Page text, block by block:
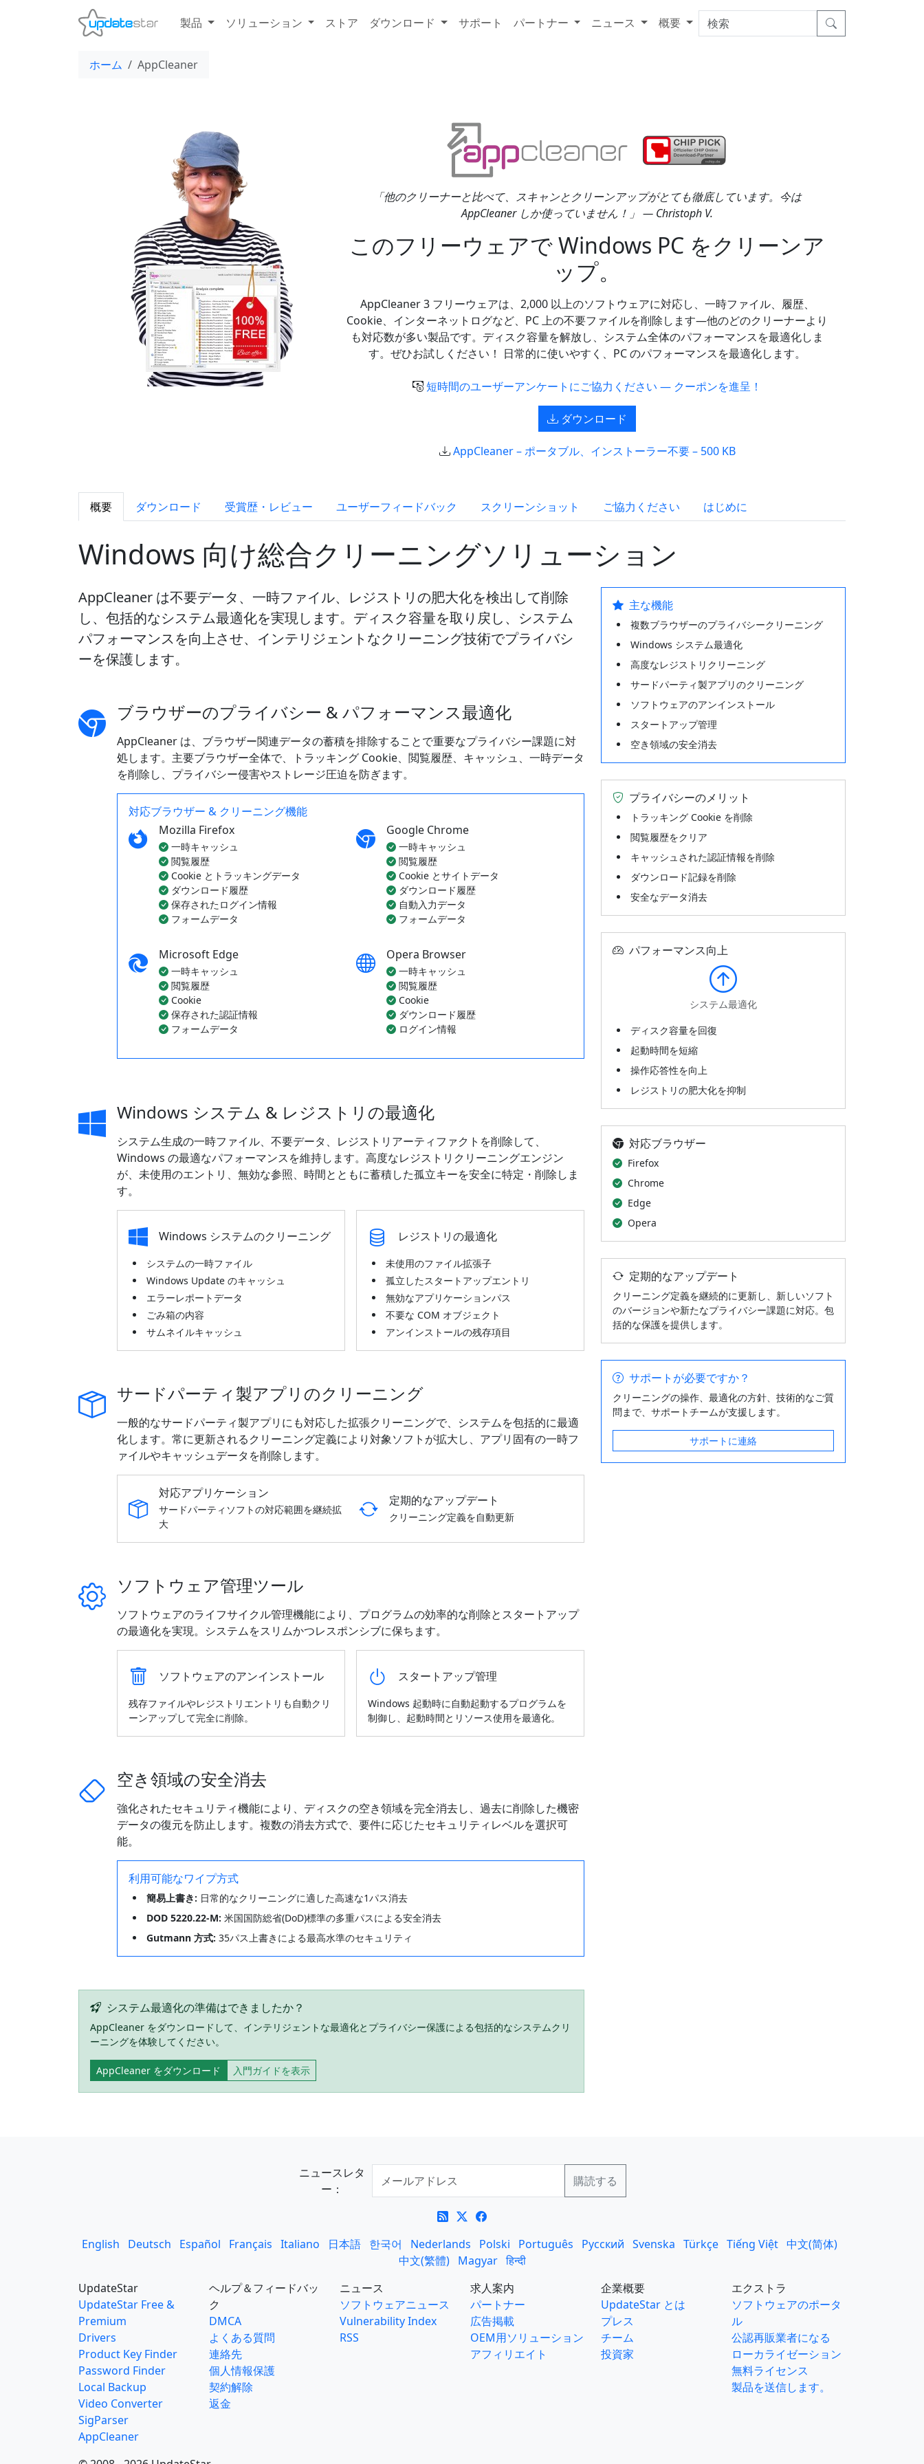
製品 ソリューション ストア ダウンロード サポート パートナー ニュース 概要
ホーム AppCleaner
「他のクリーナーと比べて、スキャンとクリーンアップがとても徹底しています。今は
AppCleaner しか使っていません！」 — Christoph V.
このフリーウェアで Windows PC をクリーンア
ップ。
AppCleaner 3 フリーウェアは、2,000 以上のソフトウェアに対応し、一時ファイル、履歴、
Cookie、インターネットログなど、PC 上の不要ファイルを削除します—他のどのクリーナーより
も対応数が多い製品です。ディスク容量を解放し、システム全体のパフォーマンスを最適化しま
す。ぜひお試しください！ 日常的に使いやすく、PC のパフォーマンスを最適化します。
短時間のユーザーアンケートにご協力ください — クーポンを進呈！
ダウンロード
AppCleaner – ポータブル、インストーラー不要 – 500 KB
概要 ダウンロード 受賞歴・レビュー ユーザーフィードバック スクリーンショット ご協力ください はじめに
Windows 向け総合クリーニングソリューション
AppCleaner は不要データ、一時ファイル、レジストリの肥大化を検出して削除
し、包括的なシステム最適化を実現します。ディスク容量を取り戻し、システム
パフォーマンスを向上させ、インテリジェントなクリーニング技術でプライバシ
ーを保護します。
ブラウザーのプライバシー & パフォーマンス最適化
AppCleaner は、ブラウザー関連データの蓄積を排除することで重要なプライバシー課題に対
処します。主要ブラウザー全体で、トラッキング Cookie、閲覧履歴、キャッシュ、一時データ
を削除し、プライバシー侵害やストレージ圧迫を防ぎます。
対応ブラウザー & クリーニング機能
Mozilla Firefox
一時キャッシュ
閲覧履歴
Cookie とトラッキングデータ
ダウンロード履歴
保存されたログイン情報
フォームデータ
Google Chrome
一時キャッシュ
閲覧履歴
Cookie とサイトデータ
ダウンロード履歴
自動入力データ
フォームデータ
Microsoft Edge
一時キャッシュ
閲覧履歴
Cookie
保存された認証情報
フォームデータ
Opera Browser
一時キャッシュ
閲覧履歴
Cookie
ダウンロード履歴
ログイン情報
Windows システム & レジストリの最適化
システム生成の一時ファイル、不要データ、レジストリアーティファクトを削除して、
Windows の最適なパフォーマンスを維持します。高度なレジストリクリーニングエンジン
が、未使用のエントリ、無効な参照、時間とともに蓄積した孤立キーを安全に特定・削除しま
す。
Windows システムのクリーニング
システムの一時ファイル
Windows Update のキャッシュ
エラーレポートデータ
ごみ箱の内容
サムネイルキャッシュ
レジストリの最適化
未使用のファイル拡張子
孤立したスタートアップエントリ
無効なアプリケーションパス
不要な COM オブジェクト
アンインストールの残存項目
サードパーティ製アプリのクリーニング
一般的なサードパーティ製アプリにも対応した拡張クリーニングで、システムを包括的に最適
化します。常に更新されるクリーニング定義により対象ソフトが拡大し、アプリ固有の一時フ
ァイルやキャッシュデータを削除します。
対応アプリケーション
サードパーティソフトの対応範囲を継続拡
大
定期的なアップデート
クリーニング定義を自動更新
ソフトウェア管理ツール
ソフトウェアのライフサイクル管理機能により、プログラムの効率的な削除とスタートアップ
の最適化を実現。システムをスリムかつレスポンシブに保ちます。
ソフトウェアのアンインストール
残存ファイルやレジストリエントリも自動クリ
ーンアップして完全に削除。
スタートアップ管理
Windows 起動時に自動起動するプログラムを
制御し、起動時間とリソース使用を最適化。
空き領域の安全消去
強化されたセキュリティ機能により、ディスクの空き領域を完全消去し、過去に削除した機密
データの復元を防止します。複数の消去方式で、要件に応じたセキュリティレベルを選択可
能。
利用可能なワイプ方式
簡易上書き: 日常的なクリーニングに適した高速な1パス消去
DOD 5220.22-M: 米国国防総省(DoD)標準の多重パスによる安全消去
Gutmann 方式: 35パス上書きによる最高水準のセキュリティ
システム最適化の準備はできましたか？
AppCleaner をダウンロードして、インテリジェントな最適化とプライバシー保護による包括的なシステムクリ
ーニングを体験してください。
AppCleaner をダウンロード 入門ガイドを表示
主な機能
複数ブラウザーのプライバシークリーニング
Windows システム最適化
高度なレジストリクリーニング
サードパーティ製アプリのクリーニング
ソフトウェアのアンインストール
スタートアップ管理
空き領域の安全消去
プライバシーのメリット
トラッキング Cookie を削除
閲覧履歴をクリア
キャッシュされた認証情報を削除
ダウンロード記録を削除
安全なデータ消去
パフォーマンス向上
システム最適化
ディスク容量を回復
起動時間を短縮
操作応答性を向上
レジストリの肥大化を抑制
対応ブラウザー
Firefox
Chrome
Edge
Opera
定期的なアップデート
クリーニング定義を継続的に更新し、新しいソフト
のバージョンや新たなプライバシー課題に対応。包
括的な保護を提供します。
サポートが必要ですか？
クリーニングの操作、最適化の方針、技術的なご質
問まで、サポートチームが支援します。
サポートに連絡
ニュースレタ
ー：
English Deutsch Español Français Italiano 日本語 한국어 Nederlands Polski Português Русский Svenska Türkçe Tiếng Việt 中文(简体)
中文(繁體)
Magyar हिन्दी
UpdateStar
UpdateStar Free &
Premium
Drivers
Product Key Finder
Password Finder
Local Backup
Video Converter
SigParser
AppCleaner
ヘルプ＆フィードバッ
ク
DMCA
よくある質問
連絡先
個人情報保護
契約解除
返金
ニュース
ソフトウェアニュース
Vulnerability Index
RSS
求人案内
パートナー
広告掲載
OEM用ソリューション
アフィリエイト
企業概要
UpdateStar とは
プレス
チーム
投資家
エクストラ
ソフトウェアのポータ
ル
公認再販業者になる
ローカライゼーション
無料ライセンス
製品を送信します。